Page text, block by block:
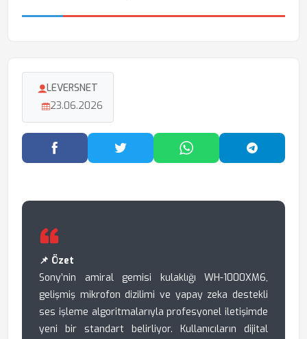
LEVERSNET
23.06.2026
Facebook'ta PaylaşTwitter'da PaylaşWhatsApp'ta Paylaş
📌 Özet
Sony’nin amiral gemisi kulaklığı WH-1000XM6,
gelişmiş mikrofon dizilimi ve yapay zeka destekli
ses işleme algoritmalarıyla profesyonel iletişimde
yeni bir standart belirliyor. Kullanıcıların dijital